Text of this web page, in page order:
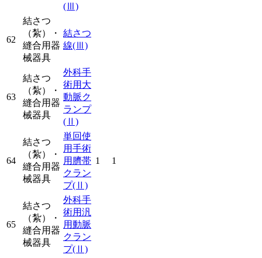
(Ⅲ)
62
結さつ
（紮）・
縫合用器
械器具
結さつ
線(Ⅲ)
63
結さつ
（紮）・
縫合用器
械器具
外科手
術用大
動脈ク
ランプ
(Ⅱ)
64
結さつ
（紮）・
縫合用器
械器具
単回使
用手術
用臍帯
クラン
プ(Ⅱ)
1 1
65
結さつ
（紮）・
縫合用器
械器具
外科手
術用汎
用動脈
クラン
プ(Ⅱ)